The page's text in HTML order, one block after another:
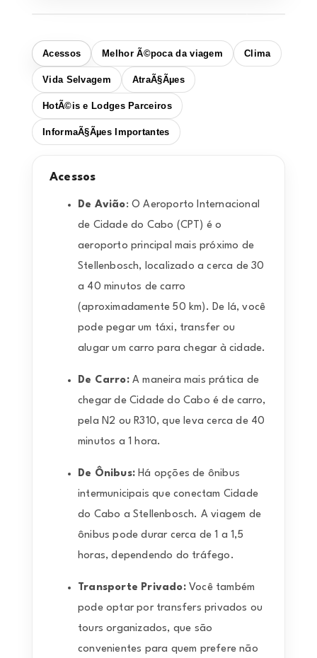
Acessos Melhor Ã©poca da viagem Clima
Vida Selvagem AtraÃ§Ãµes
HotÃ©is e Lodges Parceiros
InformaÃ§Ãµes Importantes
Acessos
De Avião: O Aeroporto Internacional
de Cidade do Cabo (CPT) é o
aeroporto principal mais próximo de
Stellenbosch, localizado a cerca de 30
a 40 minutos de carro
(aproximadamente 50 km). De lá, você
pode pegar um táxi, transfer ou
alugar um carro para chegar à cidade.
De Carro: A maneira mais prática de
chegar de Cidade do Cabo é de carro,
pela N2 ou R310, que leva cerca de 40
minutos a 1 hora.
De Ônibus:Há opções de ônibus
intermunicipais que conectam Cidade
do Cabo a Stellenbosch. A viagem de
ônibus pode durar cerca de 1 a 1,5
horas, dependendo do tráfego.
Transporte Privado: Você também
pode optar por transfers privados ou
tours organizados, que são
convenientes para quem prefere não